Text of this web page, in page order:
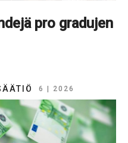
pro gradujen
6 | 2026